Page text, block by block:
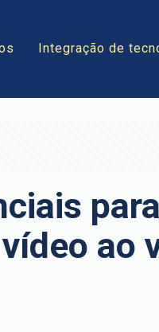
Integração de
ao